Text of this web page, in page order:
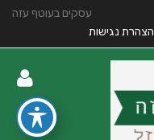
עסקים בעוטף עזה
הצהרת נגישות